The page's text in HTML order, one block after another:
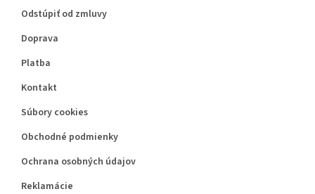
Odstúpiť od zmluvy
Doprava
Platba
Kontakt
Súbory cookies
Obchodné podmienky
Ochrana osobných údajov
Reklamácie